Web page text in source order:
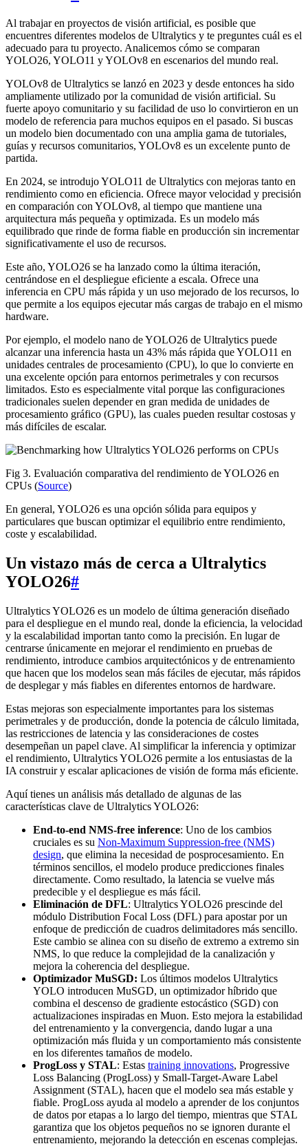
Al trabajar en proyectos de visión artificial, es posible que
encuentres diferentes modelos de Ultralytics y te preguntes cuál es el
adecuado para tu proyecto. Analicemos cómo se comparan
YOLO26, YOLO11 y YOLOv8 en escenarios del mundo real.
YOLOv8 de Ultralytics se lanzó en 2023 y desde entonces ha sido
ampliamente utilizado por la comunidad de visión artificial. Su
fuerte apoyo comunitario y su facilidad de uso lo convirtieron en un
modelo de referencia para muchos equipos en el pasado. Si buscas
un modelo bien documentado con una amplia gama de tutoriales,
guías y recursos comunitarios, YOLOv8 es un excelente punto de
partida.
En 2024, se introdujo YOLO11 de Ultralytics con mejoras tanto en
rendimiento como en eficiencia. Ofrece mayor velocidad y precisión
en comparación con YOLOv8, al tiempo que mantiene una
arquitectura más pequeña y optimizada. Es un modelo más
equilibrado que rinde de forma fiable en producción sin incrementar
significativamente el uso de recursos.
Este año, YOLO26 se ha lanzado como la última iteración,
centrándose en el despliegue eficiente a escala. Ofrece una
inferencia en CPU más rápida y un uso mejorado de los recursos, lo
que permite a los equipos ejecutar más cargas de trabajo en el mismo
hardware.
Por ejemplo, el modelo nano de YOLO26 de Ultralytics puede
alcanzar una inferencia hasta un 43% más rápida que YOLO11 en
unidades centrales de procesamiento (CPU), lo que lo convierte en
una excelente opción para entornos perimetrales y con recursos
limitados. Esto es especialmente vital porque las configuraciones
tradicionales suelen depender en gran medida de unidades de
procesamiento gráfico (GPU), las cuales pueden resultar costosas y
más difíciles de escalar.
Fig 3. Evaluación comparativa del rendimiento de YOLO26 en
CPUs (Source)
En general, YOLO26 es una opción sólida para equipos y
particulares que buscan optimizar el equilibrio entre rendimiento,
coste y escalabilidad.
Un vistazo más de cerca a Ultralytics
YOLO26#
Ultralytics YOLO26 es un modelo de última generación diseñado
para el despliegue en el mundo real, donde la eficiencia, la velocidad
y la escalabilidad importan tanto como la precisión. En lugar de
centrarse únicamente en mejorar el rendimiento en pruebas de
rendimiento, introduce cambios arquitectónicos y de entrenamiento
que hacen que los modelos sean más fáciles de ejecutar, más rápidos
de desplegar y más fiables en diferentes entornos de hardware.
Estas mejoras son especialmente importantes para los sistemas
perimetrales y de producción, donde la potencia de cálculo limitada,
las restricciones de latencia y las consideraciones de costes
desempeñan un papel clave. Al simplificar la inferencia y optimizar
el rendimiento, Ultralytics YOLO26 permite a los entusiastas de la
IA construir y escalar aplicaciones de visión de forma más eficiente.
Aquí tienes un análisis más detallado de algunas de las
características clave de Ultralytics YOLO26:
End-to-end NMS-free inference: Uno de los cambios
cruciales es su Non-Maximum Suppression-free (NMS)
design, que elimina la necesidad de posprocesamiento. En
términos sencillos, el modelo produce predicciones finales
directamente. Como resultado, la latencia se vuelve más
predecible y el despliegue es más fácil.
Eliminación de DFL: Ultralytics YOLO26 prescinde del
módulo Distribution Focal Loss (DFL) para apostar por un
enfoque de predicción de cuadros delimitadores más sencillo.
Este cambio se alinea con su diseño de extremo a extremo sin
NMS, lo que reduce la complejidad de la canalización y
mejora la coherencia del despliegue.
Optimizador MuSGD: Los últimos modelos Ultralytics
YOLO introducen MuSGD, un optimizador híbrido que
combina el descenso de gradiente estocástico (SGD) con
actualizaciones inspiradas en Muon. Esto mejora la estabilidad
del entrenamiento y la convergencia, dando lugar a una
optimización más fluida y un comportamiento más consistente
en los diferentes tamaños de modelo.
ProgLoss y STAL: Estas training innovations, Progressive
Loss Balancing (ProgLoss) y Small-Target-Aware Label
Assignment (STAL), hacen que el modelo sea más estable y
fiable. ProgLoss ayuda al modelo a aprender de los conjuntos
de datos por etapas a lo largo del tiempo, mientras que STAL
garantiza que los objetos pequeños no se ignoren durante el
entrenamiento, mejorando la detección en escenas complejas.